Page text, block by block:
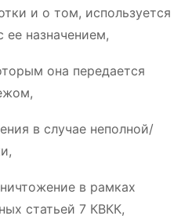
и о том, используется
ее назначением,
она передается
в случае неполной/
в рамках
статьей 7 КВКК,